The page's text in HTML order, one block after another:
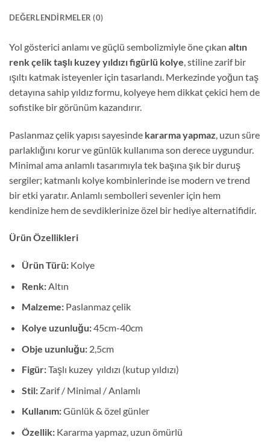
DEĞERLENDIRMELER (0)
Yol gösterici anlamı ve güçlü sembolizmiyle öne çıkan altın
renk çelik taşlı kuzey yıldızı figürlü kolye , stiline zarif bir
ışıltı katmak isteyenler için tasarlandı. Merkezinde yoğun taş
detayına sahip yıldız formu, kolyeye hem dikkat çekici hem de
sofistike bir görünüm kazandırır.
Paslanmaz çelik yapısı sayesinde kararma yapmaz , uzun süre
parlaklığını korur ve günlük kullanıma son derece uygundur.
Minimal ama anlamlı tasarımıyla tek başına şık bir duruş
sergiler; katmanlı kolye kombinlerinde ise modern ve trend
bir etki yaratır. Anlamlı sembolleri sevenler için hem
kendinize hem de sevdiklerinize özel bir hediye alternatifidir.
Ürün Özellikleri
Ürün Türü: Kolye
Renk: Altın
Malzeme: Paslanmaz çelik
Kolye uzunluğu:45cm-40cm
Obje uzunluğu: 2,5cm
Figür:Taşlı kuzey yıldızı (kutup yıldızı)
Stil: Zarif / Minimal / Anlamlı
Kullanım:Günlük & özel günler
Özellik: Kararma yapmaz, uzun ömürlü